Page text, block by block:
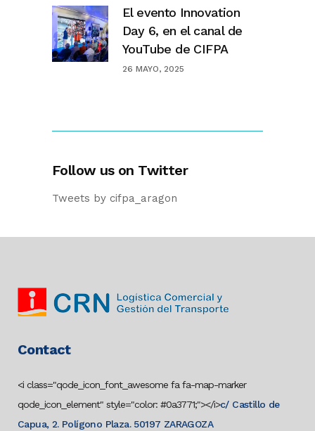
El evento Innovation
Day 6, en el canal de
YouTube de CIFPA
26 MAYO, 2025
Follow us on Twitter
Tweets by cifpa_aragon
Contact
<i class="qode_icon_font_awesome fa fa-map-marker
qode_icon_element" style="color: #0a3771;"></i>c/ Castillo de
Capua, 2. Polígono Plaza. 50197 ZARAGOZA